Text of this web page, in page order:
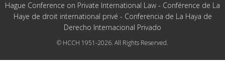
Hague Conference on Private International Law - Conférence de La
Haye de droit international privé - Conferencia de La Haya de
Derecho Internacional Privado
© HCCH 1951-2026. All Rights Reserved.